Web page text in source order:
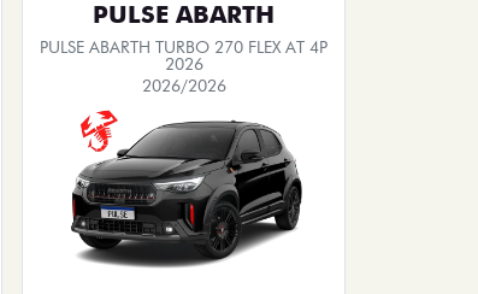
PULSE ABARTH
PULSE ABARTH TURBO 270 FLEX AT 4P
2026
2026/2026